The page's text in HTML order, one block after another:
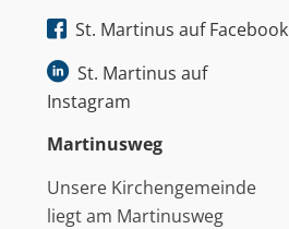
St. Martinus auf Facebook
St. Martinus auf
Instagram
Martinus­weg
Unsere Kirchengemeinde
liegt am Martinusweg